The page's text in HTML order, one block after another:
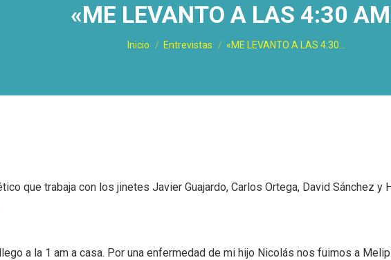
«ME LEVANTO A LAS 4:30
Estás aquí:
Inicio Entrevistas «ME LEVANTO A LAS 4:30…
que trabaja con los jinetes Javier Guajardo, Carlos Ortega, David Sánchez
a la 1 am a casa. Por una enfermedad de mi hijo Nicolás nos fuimos a